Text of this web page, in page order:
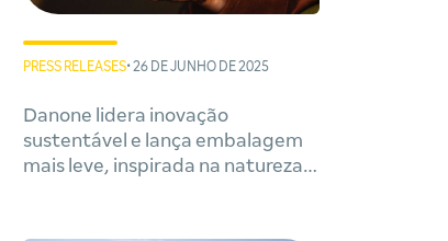
PRESS RELEASES• 26 DE JUNHO DE 2025
Danone lidera inovação
sustentável e lança embalagem
mais leve, inspirada na natureza e